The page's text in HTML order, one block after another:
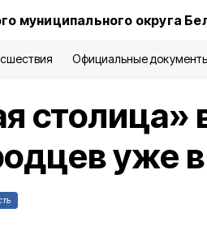
муниципального округа
Официальные
столица»
уже